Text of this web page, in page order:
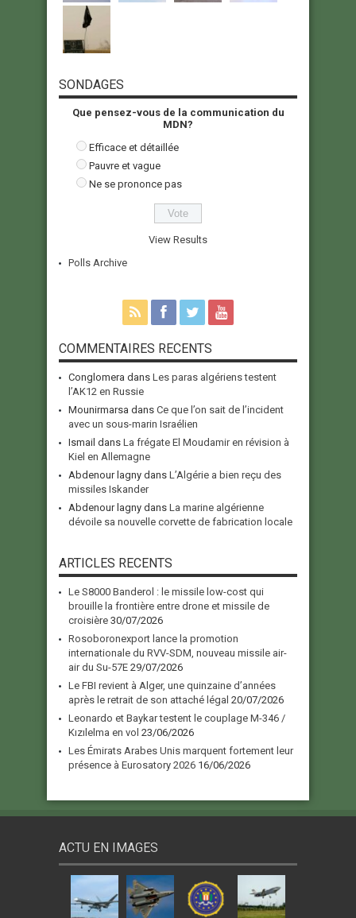
SONDAGES
Que pensez-vous de la communication du
MDN?
Efficace et détaillée
Pauvre et vague
Ne se prononce pas
View Results
Polls Archive
COMMENTAIRES RECENTS
Conglomera dans Les paras algériens testent
l’AK12 en Russie
Mounirmarsa dans Ce que l’on sait de l’incident
avec un sous-marin Israélien
Ismail dans La frégate El Moudamir en révision à
Kiel en Allemagne
Abdenour lagny dans L’Algérie a bien reçu des
missiles Iskander
Abdenour lagny dans La marine algérienne
dévoile sa nouvelle corvette de fabrication locale
ARTICLES RECENTS
Le S8000 Banderol : le missile low-cost qui
brouille la frontière entre drone et missile de
croisière 30/07/2026
Rosoboronexport lance la promotion
internationale du RVV-SDM, nouveau missile air-
air du Su-57E 29/07/2026
Le FBI revient à Alger, une quinzaine d’années
après le retrait de son attaché légal 20/07/2026
Leonardo et Baykar testent le couplage M-346 /
Kızılelma en vol 23/06/2026
Les Émirats Arabes Unis marquent fortement leur
présence à Eurosatory 2026 16/06/2026
ACTU EN IMAGES